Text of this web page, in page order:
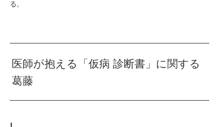
る。
医師が抱える「仮病 診断書」に関する
葛藤